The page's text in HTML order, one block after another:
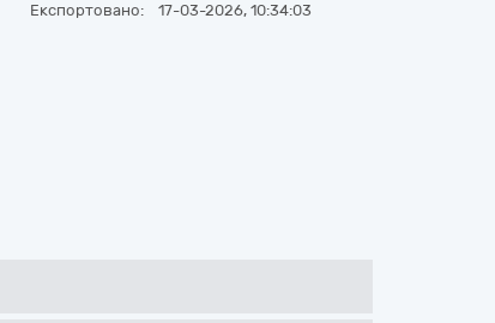
Експортовано: 17-03-2026, 10:34:03